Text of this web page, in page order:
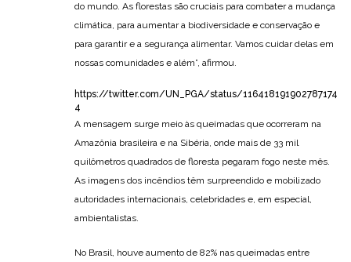
do mundo. As florestas são cruciais para combater a mudança
climática, para aumentar a biodiversidade e conservação e
para garantir e a segurança alimentar. Vamos cuidar delas em
nossas comunidades e além”, afirmou.
https://twitter.com/UN_PGA/status/116418191902787174
4
A mensagem surge meio às queimadas que ocorreram na
Amazônia brasileira e na Sibéria, onde mais de 33 mil
quilômetros quadrados de floresta pegaram fogo neste mês.
As imagens dos incêndios têm surpreendido e mobilizado
autoridades internacionais, celebridades e, em especial,
ambientalistas.
No Brasil, houve aumento de 82% nas queimadas entre